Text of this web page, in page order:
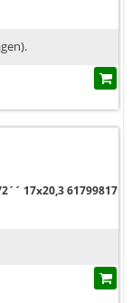
17x20,3 61799817